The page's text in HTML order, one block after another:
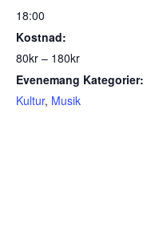
18:00
Kostnad:
80kr – 180kr
Evenemang Kategorier:
Kultur, Musik